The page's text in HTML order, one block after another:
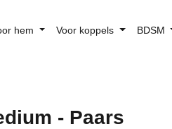
hem Voor koppels BDSM
- Paars